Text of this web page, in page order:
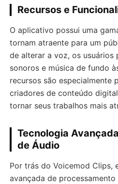
Recursos e
O aplicativo possui uma
tornam atraente para um
de alterar a voz, os
sonoros e música de fundo
recursos são especialmente
criadores de conteúdo
tornar seus trabalhos mais
Tecnologia
de Áudio
Por trás do Voicemod Clips,
avançada de